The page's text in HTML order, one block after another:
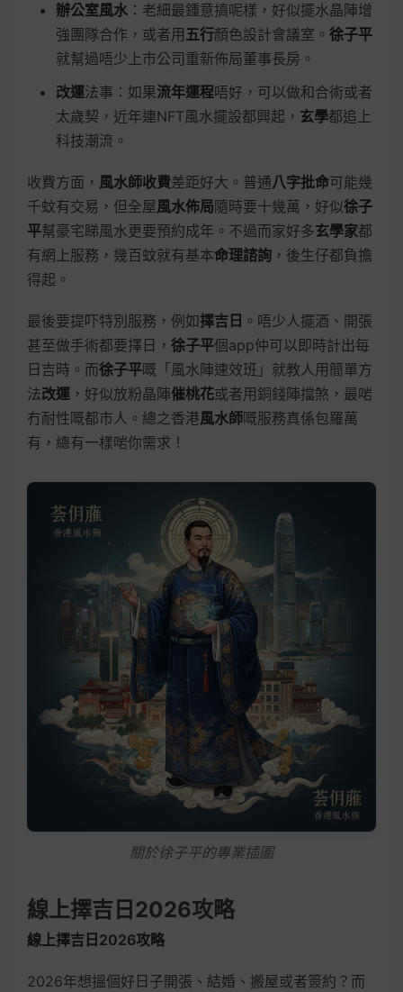
辦公室風水 ：老細最鍾意搞呢樣，好似擺水晶陣增
強團隊合作，或者用 五行顏色設計會議室。 徐子平
就幫過唔少上市公司重新佈局董事長房。
改運法事：如果流年運程唔好，可以做和合術或者
太歲契，近年連NFT風水擺設都興起， 玄學都追上
科技潮流。
收費方面， 風水師收費差距好大。普通八字批命可能幾
千蚊有交易，但全屋風水佈局隨時要十幾萬，好似徐子
平幫豪宅睇風水更要預約成年。不過而家好多玄學家都
有網上服務，幾百蚊就有基本命理諮詢 ，後生仔都負擔
得起。
最後要提吓特別服務，例如擇吉日 。唔少人擺酒、開張
甚至做手術都要擇日， 徐子平個app仲可以即時計出每
日吉時。而徐子平嘅「風水陣速效班」就教人用簡單方
法改運 ，好似放粉晶陣催桃花或者用銅錢陣擋煞，最啱
冇耐性嘅都市人。總之香港風水師嘅服務真係包羅萬
有，總有一樣啱你需求！
關於徐子平的專業插圖
線上擇吉日2026攻略
線上擇吉日2026攻略
2026年想搵個好日子開張、結婚、搬屋或者簽約？而